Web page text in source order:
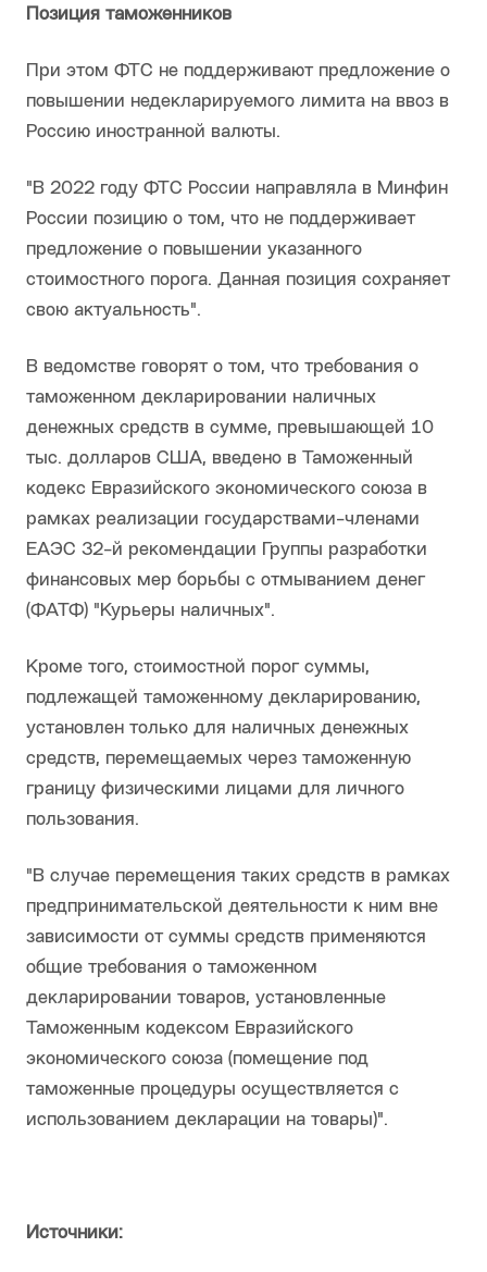
Позиция таможенников
При этом ФТС не поддерживают предложение о
повышении недекларируемого лимита на ввоз в
Россию иностранной валюты.
"В 2022 году ФТС России направляла в Минфин
России позицию о том, что не поддерживает
предложение о повышении указанного
стоимостного порога. Данная позиция сохраняет
свою актуальность".
В ведомстве говорят о том, что требования о
таможенном декларировании наличных
денежных средств в сумме, превышающей 10
тыс. долларов США, введено в Таможенный
кодекс Евразийского экономического союза в
рамках реализации государствами-членами
ЕАЭС 32-й рекомендации Группы разработки
финансовых мер борьбы с отмыванием денег
(ФАТФ) "Курьеры наличных".
Кроме того, стоимостной порог суммы,
подлежащей таможенному декларированию,
установлен только для наличных денежных
средств, перемещаемых через таможенную
границу физическими лицами для личного
пользования.
"В случае перемещения таких средств в рамках
предпринимательской деятельности к ним вне
зависимости от суммы средств применяются
общие требования о таможенном
декларировании товаров, установленные
Таможенным кодексом Евразийского
экономического союза (помещение под
таможенные процедуры осуществляется с
использованием декларации на товары)".
Источники: